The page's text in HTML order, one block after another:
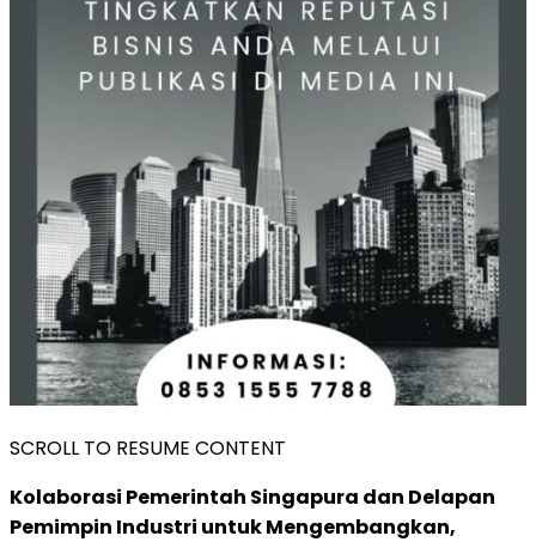
SCROLL TO RESUME CONTENT
Kolaborasi Pemerintah Singapura dan Delapan
Pemimpin Industri untuk Mengembangkan,